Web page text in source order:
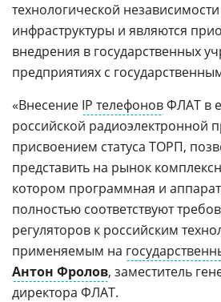
технологической
инфраструктуры и являются
внедрения в государственных
предприятиях с
«Внесение IP телефоновФЛАТ в
российской радиоэлектронной
присвоением статуса ТОРП,
представить на рынок
котором программная и
полностью соответствуют
регуляторов к российским
применяемым на
Антон Фролов, заместитель
директора ФЛАТ.